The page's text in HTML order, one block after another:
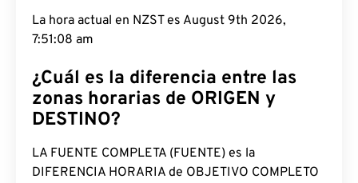
La hora actual en NZST es August 9th 2026,
7:51:09 am
¿Cuál es la diferencia entre las
zonas horarias de ORIGEN y
DESTINO?
LA FUENTE COMPLETA (FUENTE) es la
DIFERENCIA HORARIA de OBJETIVO COMPLETO